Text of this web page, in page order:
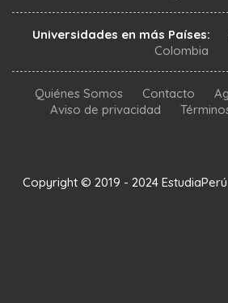
Universidades en más Países:
Colombia
Quiénes Somos Contacto
Aviso de privacidad
Copyright © 2019 - 2024